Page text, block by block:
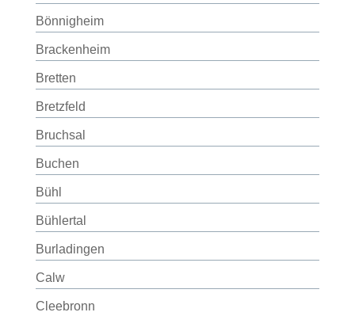
Bönnigheim
Brackenheim
Bretten
Bretzfeld
Bruchsal
Buchen
Bühl
Bühlertal
Burladingen
Calw
Cleebronn